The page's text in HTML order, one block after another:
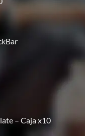
– Caja x10